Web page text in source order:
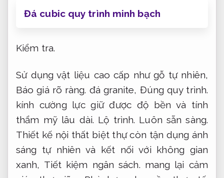
Đá cubic quy trình minh bạch
Kiểm tra.
Sử dụng vật liệu cao cấp như gỗ tự nhiên,
Báo giá rõ ràng. đá granite, Đúng quy trình.
kính cường lực giữ được độ bền và tính
thẩm mỹ lâu dài. Lộ trình. Luôn sẵn sàng.
Thiết kế nội thất biệt thự còn tận dụng ánh
sáng tự nhiên và kết nối với không gian
xanh, Tiết kiệm ngân sách. mang lại cảm